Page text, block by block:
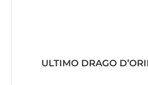
ULTIMO DRAGO